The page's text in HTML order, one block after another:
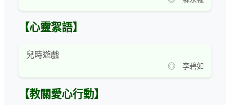
【心靈絮語】
兒時遊戲
◎ 李碧如
【教關愛心行動】